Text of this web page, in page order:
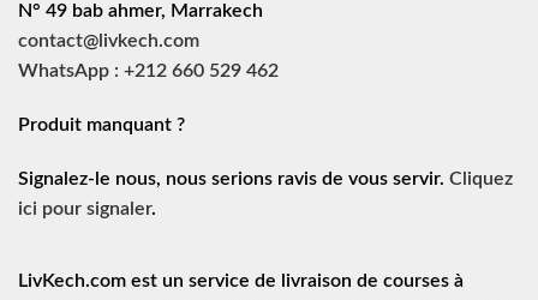
N° 49 bab ahmer, Marrakech
contact@livkech.com
WhatsApp : +212 660 529 462
Produit manquant ?
Signalez-le nous, nous serions ravis de vous servir. Cliquez
ici pour signaler.
LivKech.com est un service de
livraison de courses à